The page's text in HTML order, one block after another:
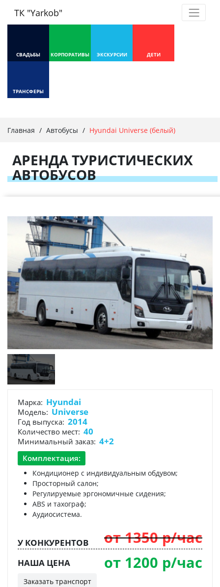
ТК "Yarkob"
СВАДЬБЫ КОРПОРАТИВЫ ЭКСКУРСИИ ДЕТИ
ТРАНСФЕРЫ
Главная / Автобусы / Hyundai Universe (белый)
АРЕНДА ТУРИСТИЧЕСКИХ
АВТОБУСОВ
Марка: Hyundai
Модель: Universe
Год выпуска: 2014
Количество мест: 40
Минимальный заказ: 4+2
Комплектация:
Кондиционер с индивидуальным обдувом;
Просторный салон;
Регулируемые эргономичные сидения;
ABS и тахограф;
Аудиосистема.
от 1350 р/час
У КОНКУРЕНТОВ
от 1200 р/час
НАША ЦЕНА
Заказать транспорт